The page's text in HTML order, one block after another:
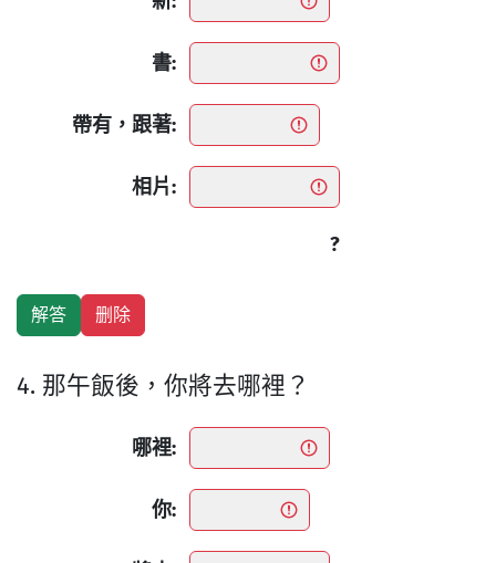
書:
帶有，跟著:
相片:
?
4. 那午飯後，你將去哪裡？
哪裡:
你: